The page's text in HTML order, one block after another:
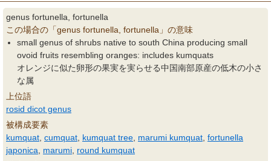
genus fortunella, fortunella
この場合の「genus fortunella, fortunella」の意味
small genus of shrubs native to south China producing small
ovoid fruits resembling oranges: includes kumquats
オレンジに似た卵形の果実を実らせる中国南部原産の低木の小さ
な属
上位語
rosid dicot genus
被構成要素
kumquat cumquat kumquat tree marumi kumquat fortunella
japonica
marumi round kumquat